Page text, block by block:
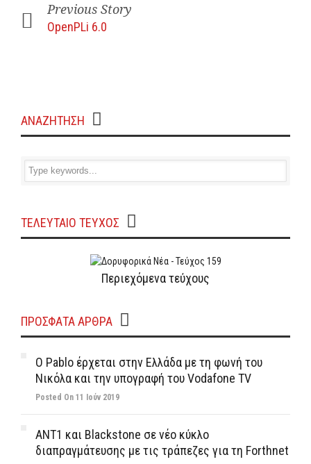
Previous Story
OpenPLi 6.0
ΑΝΑΖΗΤΗΣΗ
ΤΕΛΕΥΤΑΙΟ ΤΕΥΧΟΣ
Περιεχόμενα τεύχους
ΠΡΌΣΦΑΤΑ ΆΡΘΡΑ
Ο Pablo έρχεται στην Ελλάδα με τη φωνή του
Νικόλα και την υπογραφή του Vodafone TV
Posted On 11 Ιούν 2019
ΑΝΤ1 και Blackstone σε νέο κύκλο
διαπραγμάτευσης με τις τράπεζες για τη Forthnet